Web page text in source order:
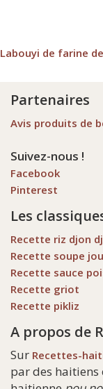
Labouyi de farine
Partenaires
Avis produits de
Suivez-nous !
Facebook
Pinterest
Les
Recette riz djon
Recette soupe
Recette sauce
Recette griot
Recette pikliz
A propos de
Sur Recettes-
par des